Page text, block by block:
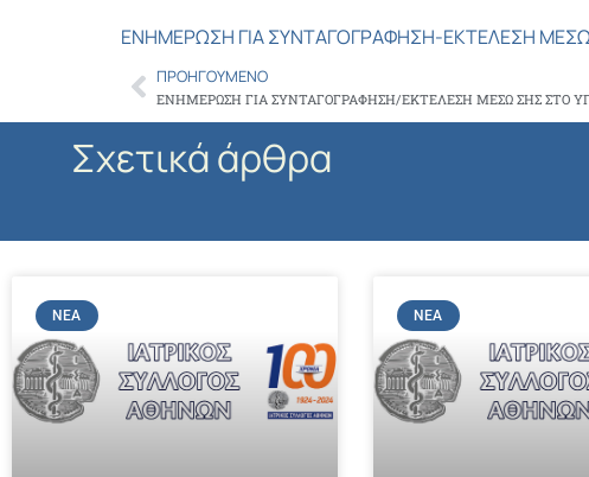
ΕΝΗΜΕΡΩΣΗ ΓΙΑ ΣΥΝΤΑΓΟΓΡΑΦΗΣΗ-ΕΚΤΕΛΕΣΗ
Prev
ΠΡΟΗΓΟΎΜΕΝΟ
ΕΝΗΜΕΡΩΣΗ ΓΙΑ ΣΥΝΤΑΓΟΓΡΑΦΗΣΗ/ΕΚΤΕΛΕΣΗ ΜΕΣΩ ΣΗΣ ΣΤΟ
Σχετικά άρθρα
ΝΈΑ ΝΈΑ